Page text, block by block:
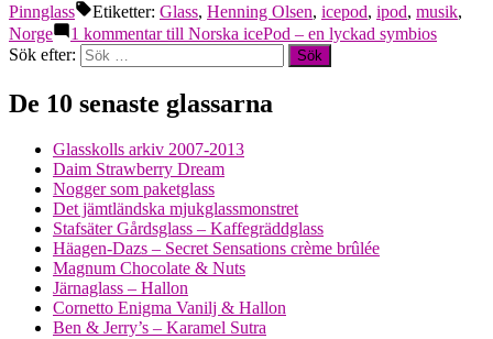
Pinnglass
Etiketter: Glass, Henning Olsen, icepod, ipod, musik,
Norge
1 kommentartill Norska icePod – en lyckad symbios
Sök efter:
De 10 senaste glassarna
Glasskolls arkiv 2007-2013
Daim Strawberry Dream
Nogger som paketglass
Det jämtländska mjukglassmonstret
Stafsäter Gårdsglass – Kaffegräddglass
Häagen-Dazs – Secret Sensations crème brûlée
Magnum Chocolate & Nuts
Järnaglass – Hallon
Cornetto Enigma Vanilj & Hallon
Ben & Jerry’s – Karamel Sutra